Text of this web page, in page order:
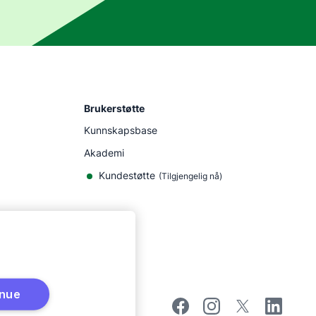
Brukerstøtte
Kunnskapsbase
Akademi
Kundestøtte (Tilgjengelig nå)